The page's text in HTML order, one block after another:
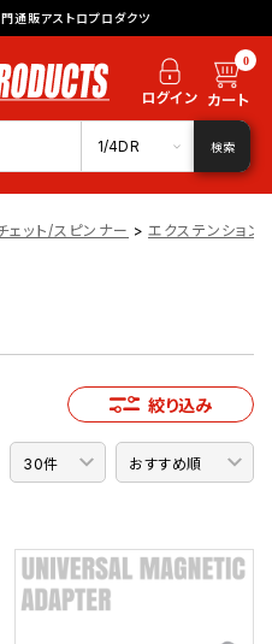
通販アストロプロダクツ
0
1/4DR 検索
ェット/スピンナー > エクステンション
絞り込み